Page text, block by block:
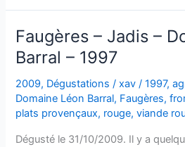
Jadis
–
Domaine
Léon
Barral
–
1997
Faugères – Jadis –
Barral – 1997
2009, Dégustations /xav /1997,
Domaine Léon Barral, Faugères,
plats provençaux, rouge,viande
Dégusté le 31/10/2009. Il y a